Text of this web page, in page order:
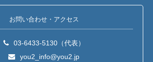
お問い合わせ・アクセス
03-6433-5130（代表）
you2_info@you2.jp